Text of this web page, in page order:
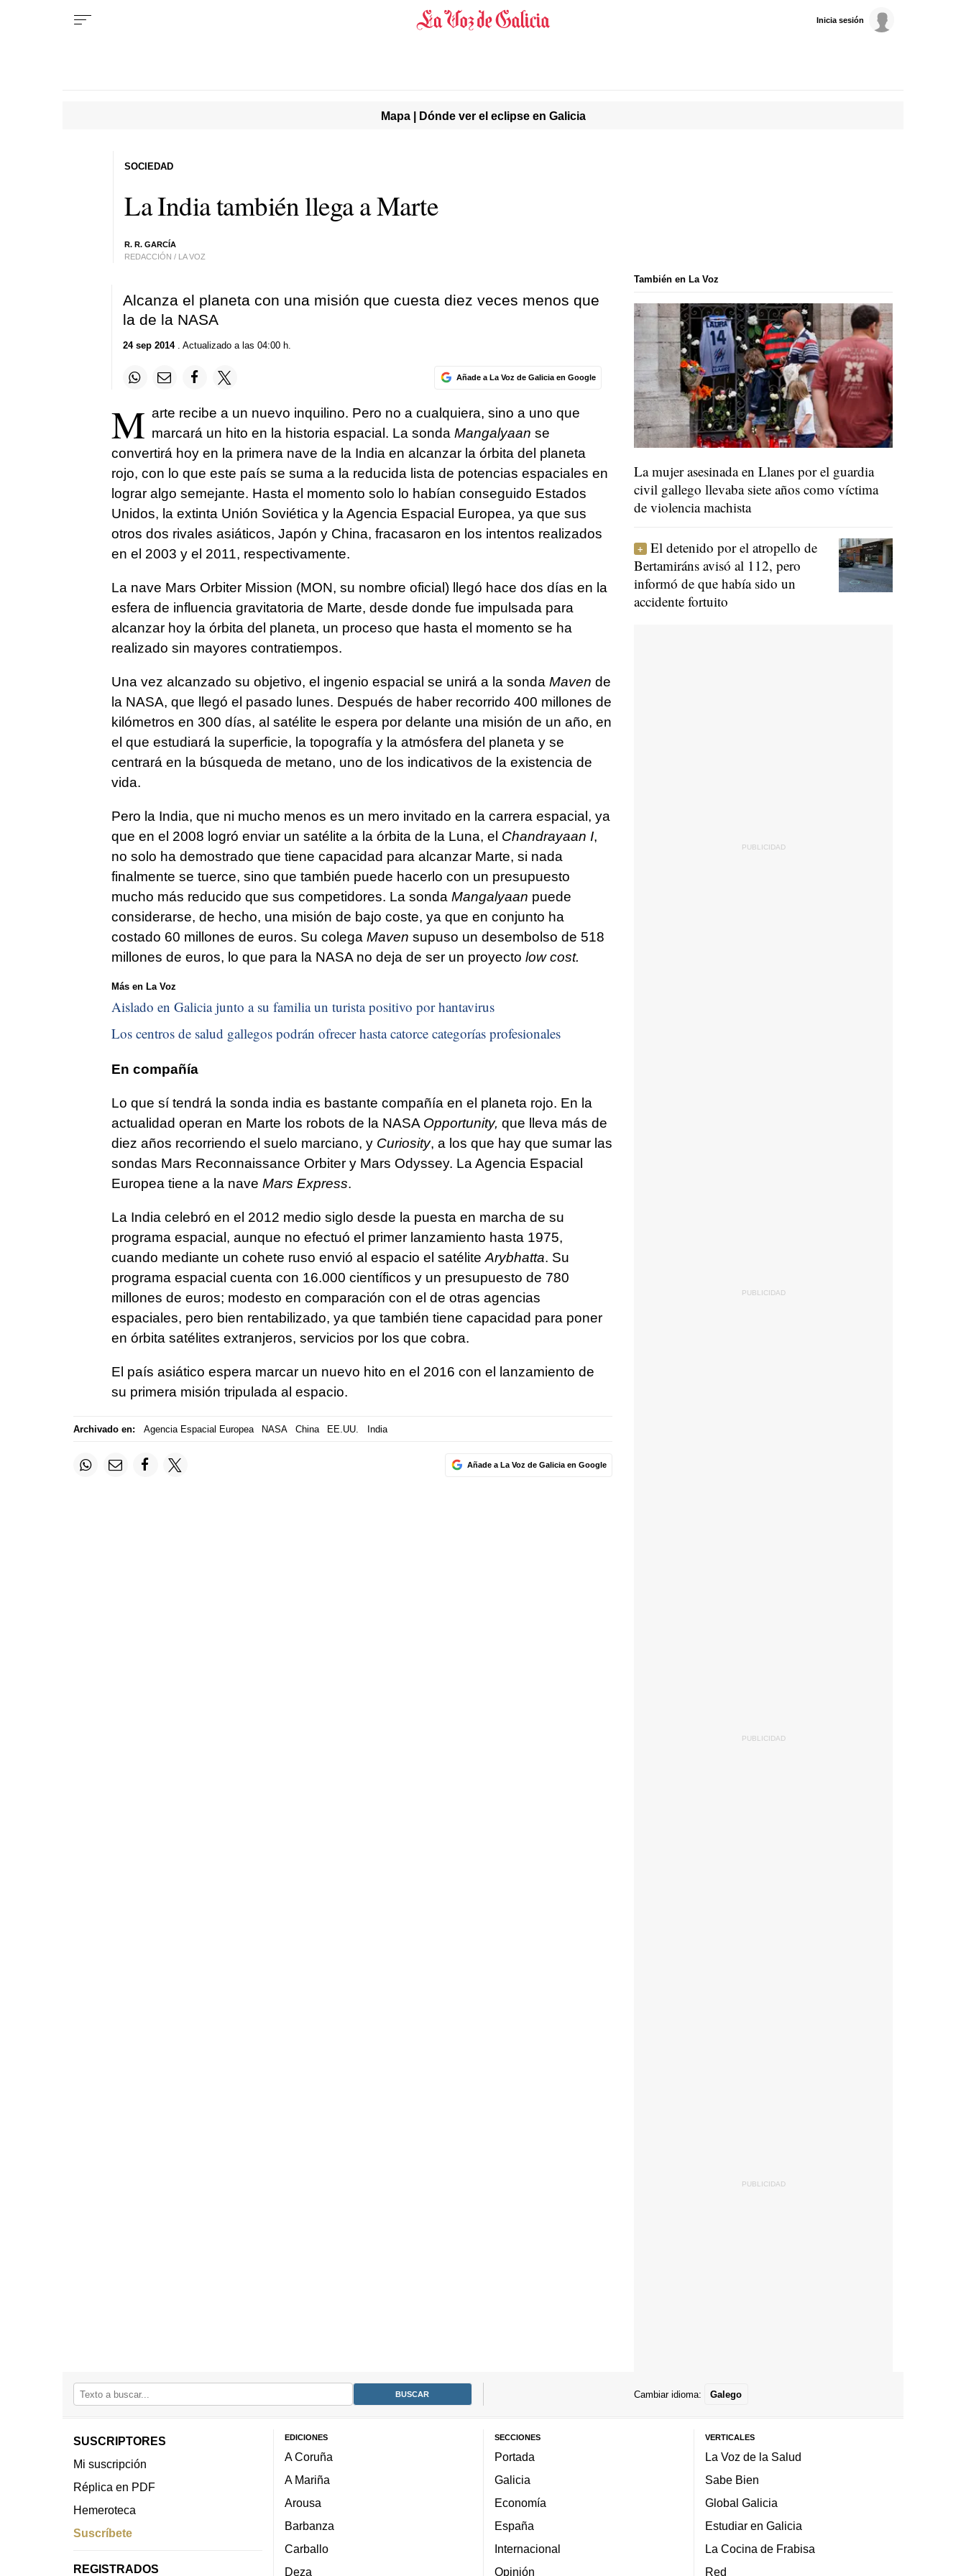
Inicia sesión
Mapa | Dónde ver el eclipse en Galicia
La India también llega a Marte
R. R. GARCÍA
REDACCIÓN / LA VOZ
SOCIEDAD
Alcanza el planeta con una misión que cuesta diez veces menos que
la de la NASA
24 sep 2014. Actualizado a las 04:00 h.
Añade a La Voz de Galicia en Google
M arte recibe a un nuevo inquilino. Pero no a cualquiera, sino a uno que
marcará un hito en la historia espacial. La sonda Mangalyaan se
convertirá hoy en la primera nave de la India en alcanzar la órbita del planeta
rojo, con lo que este país se suma a la reducida lista de potencias espaciales en
lograr algo semejante. Hasta el momento solo lo habían conseguido Estados
Unidos, la extinta Unión Soviética y la Agencia Espacial Europea, ya que sus
otros dos rivales asiáticos, Japón y China, fracasaron en los intentos realizados
en el 2003 y el 2011, respectivamente.
La nave Mars Orbiter Mission (MON, su nombre oficial) llegó hace dos días en la
esfera de influencia gravitatoria de Marte, desde donde fue impulsada para
alcanzar hoy la órbita del planeta, un proceso que hasta el momento se ha
realizado sin mayores contratiempos.
Una vez alcanzado su objetivo, el ingenio espacial se unirá a la sonda Maven de
la NASA, que llegó el pasado lunes. Después de haber recorrido 400 millones de
kilómetros en 300 días, al satélite le espera por delante una misión de un año, en
el que estudiará la superficie, la topografía y la atmósfera del planeta y se
centrará en la búsqueda de metano, uno de los indicativos de la existencia de
vida.
Pero la India, que ni mucho menos es un mero invitado en la carrera espacial, ya
que en el 2008 logró enviar un satélite a la órbita de la Luna, el Chandrayaan I,
no solo ha demostrado que tiene capacidad para alcanzar Marte, si nada
finalmente se tuerce, sino que también puede hacerlo con un presupuesto
mucho más reducido que sus competidores. La sonda Mangalyaan puede
considerarse, de hecho, una misión de bajo coste, ya que en conjunto ha
costado 60 millones de euros. Su colega Maven supuso un desembolso de 518
millones de euros, lo que para la NASA no deja de ser un proyecto low cost.
Más en La Voz
Aislado en Galicia junto a su familia un turista positivo por hantavirus
Los centros de salud gallegos podrán ofrecer hasta catorce categorías profesionales
En compañía
Lo que sí tendrá la sonda india es bastante compañía en el planeta rojo. En la
actualidad operan en Marte los robots de la NASA Opportunity, que lleva más de
diez años recorriendo el suelo marciano, y Curiosity, a los que hay que sumar las
sondas Mars Reconnaissance Orbiter y Mars Odyssey. La Agencia Espacial
Europea tiene a la nave Mars Express.
La India celebró en el 2012 medio siglo desde la puesta en marcha de su
programa espacial, aunque no efectuó el primer lanzamiento hasta 1975,
cuando mediante un cohete ruso envió al espacio el satélite Arybhatta. Su
programa espacial cuenta con 16.000 científicos y un presupuesto de 780
millones de euros; modesto en comparación con el de otras agencias
espaciales, pero bien rentabilizado, ya que también tiene capacidad para poner
en órbita satélites extranjeros, servicios por los que cobra.
El país asiático espera marcar un nuevo hito en el 2016 con el lanzamiento de
su primera misión tripulada al espacio.
Archivado en: Agencia Espacial Europea NASA China EE.UU. India
Añade a La Voz de Galicia en Google
También en La Voz
La mujer asesinada en Llanes por el guardia
civil gallego llevaba siete años como víctima
de violencia machista
El detenido por el atropello de
Bertamiráns avisó al 112, pero
informó de que había sido un
accidente fortuito
Cambiar idioma: Galego
SUSCRIPTORES
Mi suscripción
Réplica en PDF
Hemeroteca
Suscríbete
REGISTRADOS
EDICIONES
A Coruña
A Mariña
Arousa
Barbanza
Carballo
Deza
SECCIONES
Portada
Galicia
Economía
España
Internacional
Opinión
VERTICALES
La Voz de la Salud
Sabe Bien
Global Galicia
Estudiar en Galicia
La Cocina de Frabisa
Red